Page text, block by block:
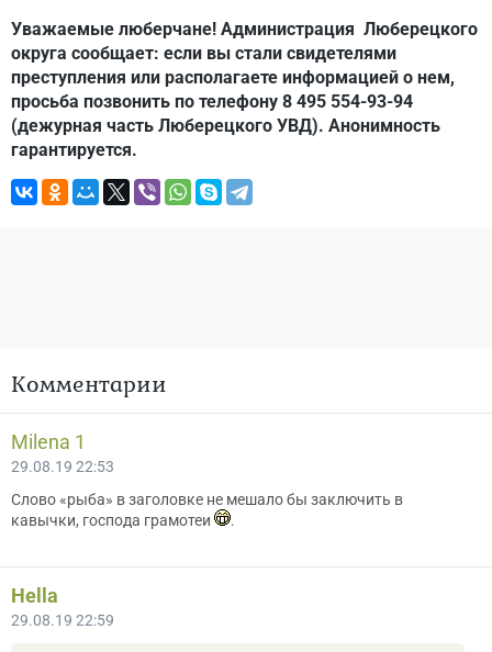
Уважаемые люберчане! Администрация Люберецкого
округа сообщает: если вы стали свидетелями
преступления или располагаете информацией о нем,
просьба позвонить по телефону 8 495 554-93-94
(дежурная часть Люберецкого УВД). Анонимность
гарантируется.
Комментарии
Мilena 1
29.08.19 22:53
Слово «рыба» в заголовке не мешало бы заключить в
кавычки, господа грамотеи
.
Hella
29.08.19 22:59